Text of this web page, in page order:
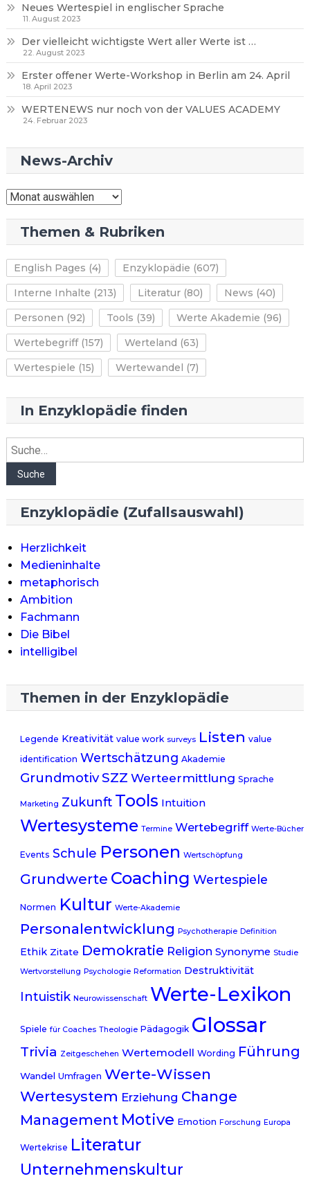
Neues Wertespiel in englischer Sprache
11. August 2023
Der vielleicht wichtigste Wert aller Werte ist …
22. August 2023
Erster offener Werte-Workshop in Berlin am 24. April
18. April 2023
WERTENEWS nur noch von der VALUES ACADEMY
24. Februar 2023
News-Archiv
News-
Themen & Rubriken
English Pages (4) Enzyklopädie (607)
Interne Inhalte (213) Literatur(80) News (40)
Personen (92) Tools (39) Werte Akademie (96)
Wertebegriff(157) Werteland (63)
Wertespiele (15) Wertewandel (7)
In Enzyklopädie finden
Suche
Suche
Enzyklopädie (Zufallsauswahl)
Herzlichkeit
Medieninhalte
metaphorisch
Ambition
Fachmann
Die Bibel
intelligibel
Themen in der Enzyklopädie
Legende Kreativität value work surveys Listen value
identification Wertschätzung Akademie
GrundmotivSZZ Werteermittlung Sprache
Marketing Zukunft Tools Intuition
Wertesysteme Termine Wertebegriff Werte-Bücher
Events Schule Personen Wertschöpfung
Grundwerte Coaching Wertespiele
Normen Kultur Werte-Akademie
Personalentwicklung Psychotherapie Definition
Ethik Zitate Demokratie Religion Synonyme Studie
Wertvorstellung Psychologie Reformation Destruktivität
Intuistik Neurowissenschaft Werte-Lexikon
Spiele für Coaches Theologie Pädagogik Glossar
Trivia Zeitgeschehen Wertemodell Wording Führung
Wandel Umfragen Werte-Wissen
Wertesystem Erziehung Change
Management Motive Emotion Forschung Europa
Wertekrise Literatur
Unternehmenskultur